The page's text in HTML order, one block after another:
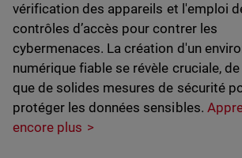
vérification des appareils et l'emploi
contrôles d’accès pour contrer les
cybermenaces. La création d'un
numérique fiable se révèle cruciale,
que de solides mesures de sécurité
protéger les données sensibles.
encore plus